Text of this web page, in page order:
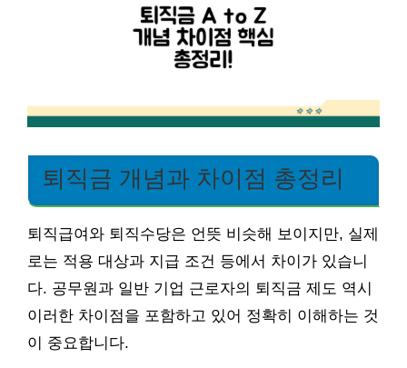
퇴직금 개념과 차이점 총정리
퇴직급여와 퇴직수당은 언뜻 비슷해 보이지만, 실제
로는 적용 대상과 지급 조건 등에서 차이가 있습니
다. 공무원과 일반 기업 근로자의 퇴직금 제도 역시
이러한 차이점을 포함하고 있어 정확히 이해하는 것
이 중요합니다.